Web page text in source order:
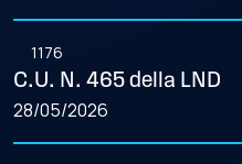
1176
C.U. N. 465 della LND
28/05/2026